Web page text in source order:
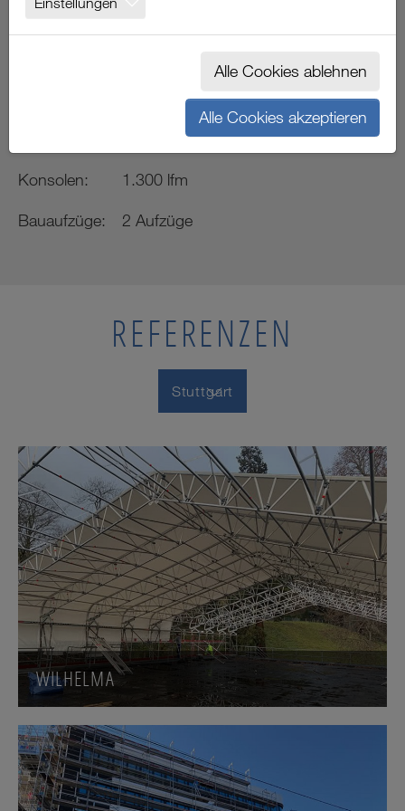
STUTTGART
8.000 m²
Konsolen: 1.300 lfm
Bauaufzüge: 2 Aufzüge
REFERENZEN
Stuttgart
WILHELMA
Alle Cookies ablehnen
Alle Cookies akzeptieren